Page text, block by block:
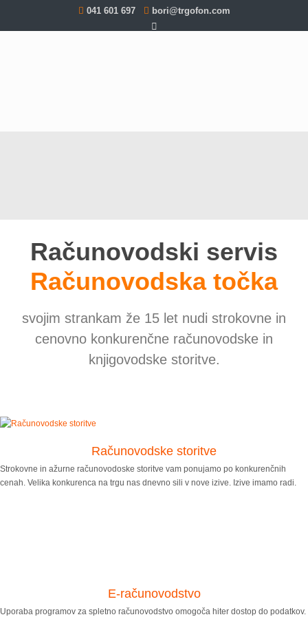
041 601 697 bori@trgofon.com
Računovodski servis
Računovodska točka
svojim strankam že 15 let nudi strokovne in
cenovno konkurenčne računovodske in
knjigovodske storitve.
Računovodske storitve
Strokovne in ažurne računovodoske storitve vam ponujamo po konkurenčnih
cenah. Velika konkurenca na trgu nas dnevno sili v nove izive. Izive imamo radi.
E-računovodstvo
Uporaba programov za spletno računovodstvo omogoča hiter dostop do podatkov.